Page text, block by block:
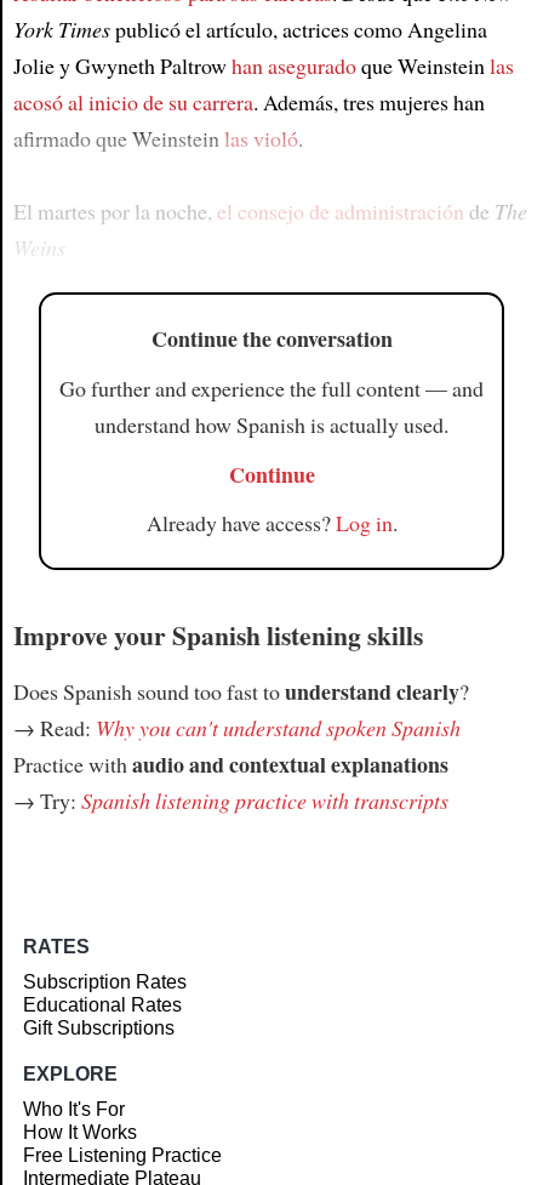
York Timespublicó el artículo, actrices como Angelina
Jolie y Gwyneth Paltrowhan aseguradoque Weinsteinlas
acosóal inicio de su carrera. Además, tres mujeres han
afirmado que Weinsteinlas violó.
El martes por la noche, el consejo de administración de The
Weins
Continue the conversation
Go further and experience the full content — and
understand how Spanish is actually used.
Continue
Already have access?Log in.
Improve your Spanish listening skills
Does Spanish sound too fast tounderstand clearly?
→ Read: Why you can't understand spoken Spanish
Practice with audio and contextual explanations
→ Try: Spanish listening practice with transcripts
RATES
Subscription Rates
Educational Rates
Gift Subscriptions
EXPLORE
Who It's For
How It Works
Free Listening Practice
Intermediate Plateau